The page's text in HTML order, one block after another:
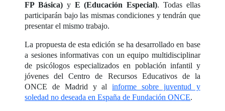
FP Básica) y E (Educación Especial). Todas ellas
participarán bajo las mismas condiciones y tendrán que
presentar el mismo trabajo.
La propuesta de esta edición se ha desarrollado en base
a sesiones informativas con un equipo multidisciplinar
de psicólogos especializados en población infantil y
jóvenes del Centro de Recursos Educativos de la
ONCE de Madrid y alinforme sobre juventud y
soledad no deseada en España de Fundación ONCE.